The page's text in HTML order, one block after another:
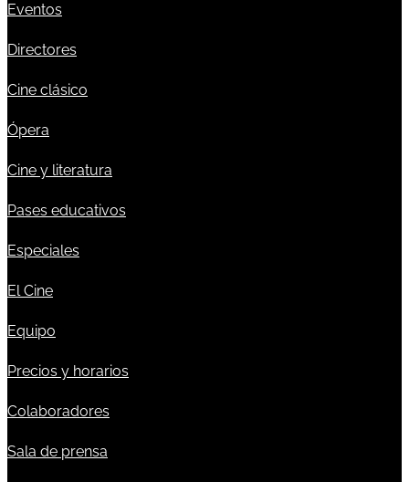
Eventos
Directores
Cine clásico
Ópera
Cine y literatura
Pases educativos
Especiales
El Cine
Equipo
Precios y horarios
Colaboradores
Sala de prensa